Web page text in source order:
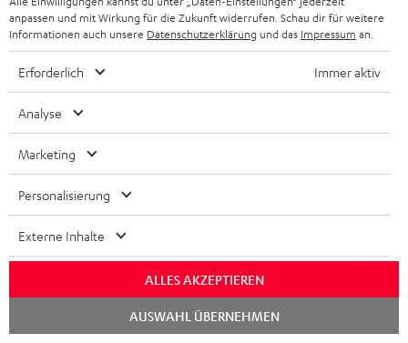
a
n
t
e
c
k
n
h
m
e
o
n
a
t
e
Erlebe unsere Produkte hautnah und lass dich
persönlich im Store beraten.
Übersicht
Kostenloser Rückversand
anpassen und mit Wirkung für die Zukunft widerrufen. Schau dir für weitere
Informationen auch unsere Datenschutzerklärung und das Impressum an.
Erforderlich Immer aktiv
Analyse
Marketing
Personalisierung
Externe Inhalte
ALLES AKZEPTIEREN
AUSWAHL ÜBERNEHMEN